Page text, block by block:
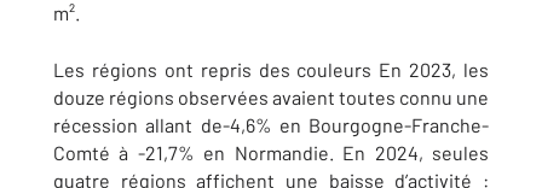
m².
Les régions ont repris des couleurs En 2023, les
douze régions observées avaient toutes connu une
récession allant de-4,6% en Bourgogne-Franche-
Comté à -21,7% en Normandie. En 2024, seules
quatre régions affichent une baisse d’activité :